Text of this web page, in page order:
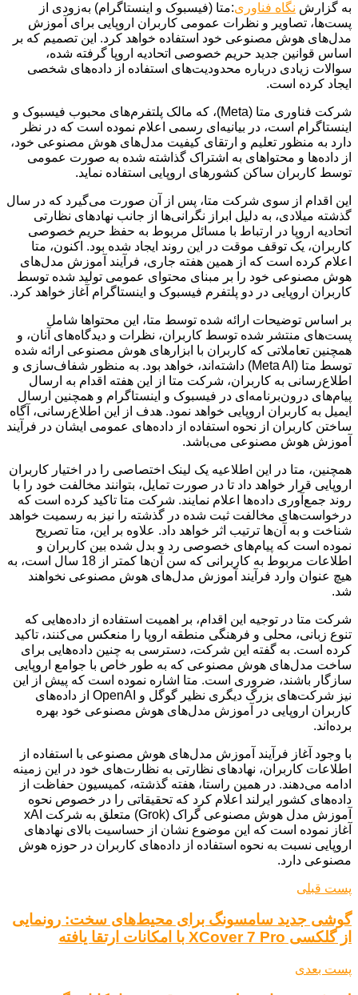
به گزارش نگاه فناوری:متا (فیسبوک و اینستاگرام) به‌زودی از
پست‌ها، تصاویر و نظرات عمومی کاربران اروپایی برای آموزش
مدل‌های هوش مصنوعی خود استفاده خواهد کرد. این تصمیم که بر
اساس قوانین جدید حریم خصوصی اتحادیه اروپا گرفته شده،
سوالات زیادی درباره محدودیت‌های استفاده از داده‌های شخصی
ایجاد کرده است.
شرکت فناوری متا (Meta)، که مالک پلتفرم‌های محبوب فیسبوک و
اینستاگرام است، در بیانیه‌ای رسمی اعلام نموده است که در نظر
دارد به منظور تعلیم و ارتقای کیفیت مدل‌های هوش مصنوعی خود،
از داده‌ها و محتواهای به اشتراک گذاشته شده به صورت عمومی
توسط کاربران ساکن کشورهای اروپایی استفاده نماید.
این اقدام از سوی شرکت متا، پس از آن صورت می‌گیرد که در سال
گذشته میلادی، به دلیل ابراز نگرانی‌ها از جانب نهادهای نظارتی
اتحادیه اروپا در ارتباط با مسائل مربوط به حفظ حریم خصوصی
کاربران، یک توقف موقت در این روند ایجاد شده بود. اکنون، متا
اعلام کرده است که از همین هفته جاری، فرآیند آموزش مدل‌های
هوش مصنوعی خود را بر مبنای محتوای عمومی تولید شده توسط
کاربران اروپایی در دو پلتفرم فیسبوک و اینستاگرام آغاز خواهد کرد.
بر اساس توضیحات ارائه شده توسط متا، این محتواها شامل
پست‌های منتشر شده توسط کاربران، نظرات و دیدگاه‌های آنان، و
همچنین تعاملاتی که کاربران با ابزارهای هوش مصنوعی ارائه شده
توسط متا (Meta AI) داشته‌اند، خواهد بود. به منظور شفاف‌سازی و
اطلاع‌رسانی به کاربران، شرکت متا از این هفته اقدام به ارسال
پیام‌های درون‌برنامه‌ای در فیسبوک و اینستاگرام و همچنین ارسال
ایمیل به کاربران اروپایی خواهد نمود. هدف از این اطلاع‌رسانی، آگاه
ساختن کاربران از نحوه استفاده از داده‌های عمومی ایشان در فرآیند
آموزش هوش مصنوعی می‌باشد.
همچنین، متا در این اطلاعیه یک لینک اختصاصی را در اختیار کاربران
اروپایی قرار خواهد داد تا در صورت تمایل، بتوانند مخالفت خود را با
روند جمع‌آوری داده‌ها اعلام نمایند. شرکت متا تاکید کرده است که
درخواست‌های مخالفت ثبت شده در گذشته را نیز به رسمیت خواهد
شناخت و به آن‌ها ترتیب اثر خواهد داد. علاوه بر این، متا تصریح
نموده است که پیام‌های خصوصی رد و بدل شده بین کاربران و
اطلاعات مربوط به کاربرانی که سن آن‌ها کمتر از 18 سال است، به
هیچ عنوان وارد فرآیند آموزش مدل‌های هوش مصنوعی نخواهند
شد.
شرکت متا در توجیه این اقدام، بر اهمیت استفاده از داده‌هایی که
تنوع زبانی، محلی و فرهنگی منطقه اروپا را منعکس می‌کنند، تاکید
کرده است. به گفته این شرکت، دسترسی به چنین داده‌هایی برای
ساخت مدل‌های هوش مصنوعی که به طور خاص با جوامع اروپایی
سازگار باشند، ضروری است. متا اشاره نموده است که پیش از این
نیز شرکت‌های بزرگ دیگری نظیر گوگل و OpenAI از داده‌های
کاربران اروپایی در آموزش مدل‌های هوش مصنوعی خود بهره
برده‌اند.
با وجود آغاز فرآیند آموزش مدل‌های هوش مصنوعی با استفاده از
اطلاعات کاربران، نهادهای نظارتی به نظارت‌های خود در این زمینه
ادامه می‌دهند. در همین راستا، هفته گذشته، کمیسیون حفاظت از
داده‌های کشور ایرلند اعلام کرد که تحقیقاتی را در خصوص نحوه
آموزش مدل هوش مصنوعی گراک (Grok) متعلق به شرکت xAI
آغاز نموده است که این موضوع نشان از حساسیت بالای نهادهای
اروپایی نسبت به نحوه استفاده از داده‌های کاربران در حوزه هوش
مصنوعی دارد.
پست قبلی
گوشی جدید سامسونگ برای محیط‌های سخت: رونمایی
از گلکسی XCover 7 Pro با امکانات ارتقا یافته
پست بعدی